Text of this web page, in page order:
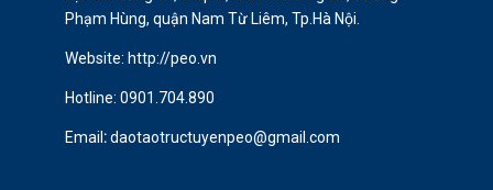
Phạm Hùng, quận Nam Từ Liêm, Tp.Hà Nội.
Website: http://peo.vn
Hotline: 0901.704.890
Email : daotaotructuyenpeo@gmail.com